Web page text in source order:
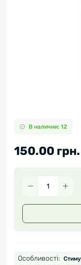
В наличии: 12
150.00 грн.
Особливості: